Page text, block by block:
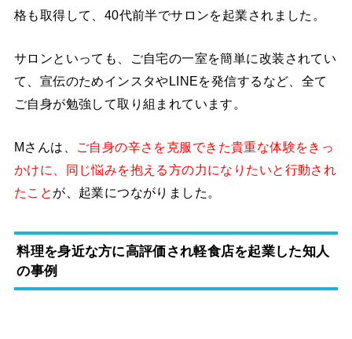
格も取得して、40代前半でサロンを起業されました。
サロンといっても、ご自宅の一室を簡単に改装されてい
て、宣伝のためインスタやLINEを発信するなど、全て
ご自身が勉強して取り組まれています。
Mさんは、
ご自身の辛さを克服できた貴重な体験をきっ
かけに、同じ悩みを抱える方の力になりたいと行動され
たこと が、起業につながりました。
料理を身近な方に高評価され軽食店を起業した知人
の事例